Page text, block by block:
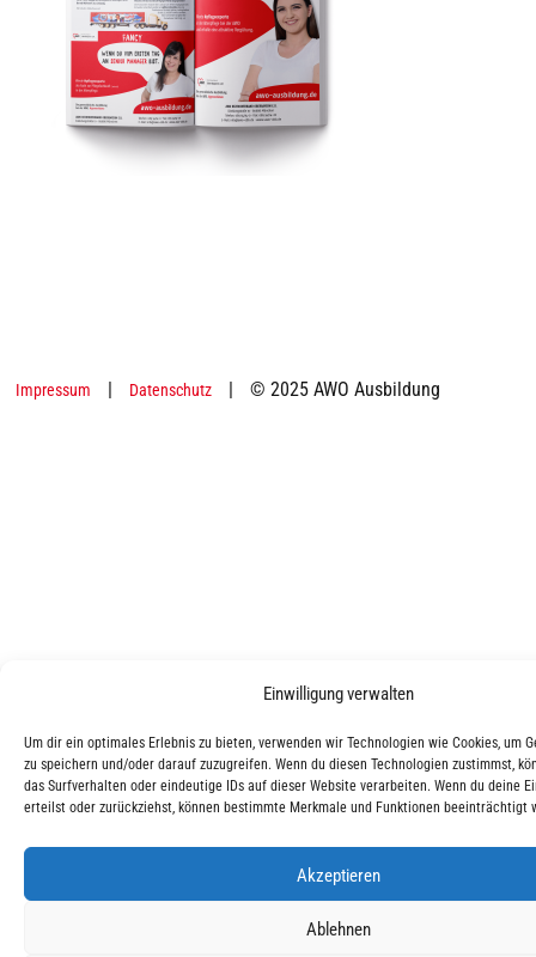
Einwilligung verwalten
Um dir ein optimales Erlebnis zu bieten, verwenden wir Technologien wie Cookies, um
zu speichern und/oder darauf zuzugreifen. Wenn du diesen Technologien zustimmst,
das Surfverhalten oder eindeutige IDs auf dieser Website verarbeiten. Wenn du deine
erteilst oder zurückziehst, können bestimmte Merkmale und Funktionen beeinträchtigt
Akzeptieren
Ablehnen
Impressum | Datenschutz | © 2025 AWO Ausbildung